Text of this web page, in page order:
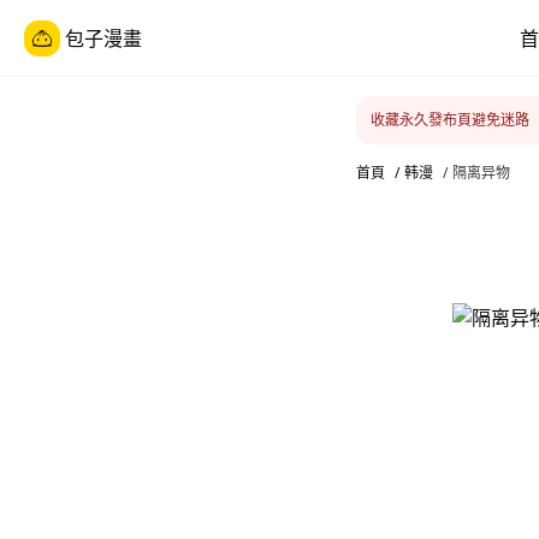
包子漫畫
收藏永久發布頁避免迷路
首頁 / 韩漫 / 隔离异物